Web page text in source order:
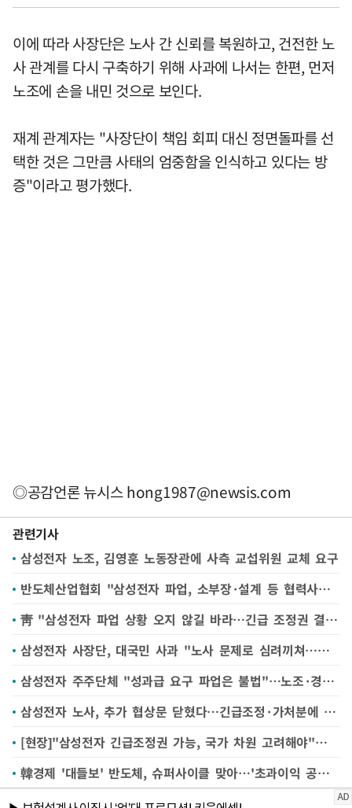
이에 따라 사장단은 노사 간 신뢰를 복원하고, 건전한 노
사 관계를 다시 구축하기 위해 사과에 나서는 한편, 먼저
노조에 손을 내민 것으로 보인다.
재계 관계자는 "사장단이 책임 회피 대신 정면돌파를 선
택한 것은 그만큼 사태의 엄중함을 인식하고 있다는 방
증"이라고 평가했다.
◎공감언론 뉴시스hong1987@newsis.com
관련기사
삼성전자 노조, 김영훈 노동장관에 사측 교섭위원 교체 요구
반도체산업협회 "삼성전자 파업, 소부장·설계 등 협력사에 부정적"
靑 "삼성전자 파업 상황 오지 않길 바라…긴급 조정권 결정 단계는 아냐"
삼성전자 사장단, 대국민 사과 "노사 문제로 심려끼쳐…조건 없이 대화할 것"
삼성전자 주주단체 "성과급 요구 파업은 불법"…노조·경영진 상대 법적대응 예고
삼성전자 노사, 추가 협상문 닫혔다…긴급조정·가처분에 쏠린 눈
[현장]"삼성전자 긴급조정권 가능, 국가 차원 고려해야"…전문가들, 파업 자제 촉구
韓경제 '대들보' 반도체, 슈퍼사이클 맞아…'초과이익 공유' 논쟁 불붙어 [한국에 무슨 일이②]